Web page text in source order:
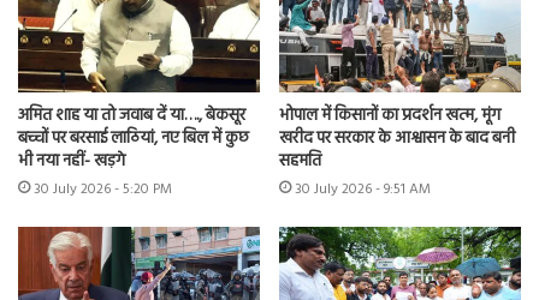
अमित शाह या तो जवाब दें या…., बेकसूर
बच्चों पर बरसाई लाठियां, नए बिल में कुछ
भी नया नहीं- खड़गे
30 July 2026 - 5:20 PM
भोपाल में किसानों का प्रदर्शन खत्म, मूंग
खरीद पर सरकार के आश्वासन के बाद बनी
सहमति
30 July 2026 - 9:51 AM